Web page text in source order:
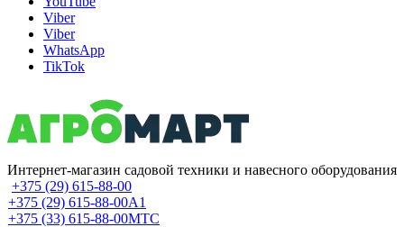
Viber
Viber
WhatsApp
TikTok
Интернет-магазин садовой техники и навесного оборудования
+375 (29) 615-88-00
+375 (29) 615-88-00A1
+375 (33) 615-88-00МТС